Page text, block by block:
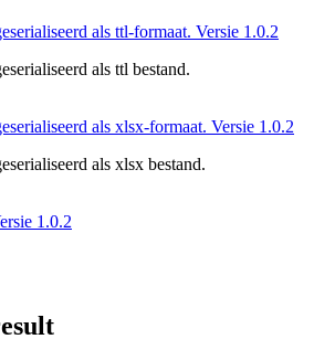
als ttl-formaat. Versie 1.0.2
als ttl bestand.
als xlsx-formaat. Versie 1.0.2
als xlsx bestand.
1.0.2